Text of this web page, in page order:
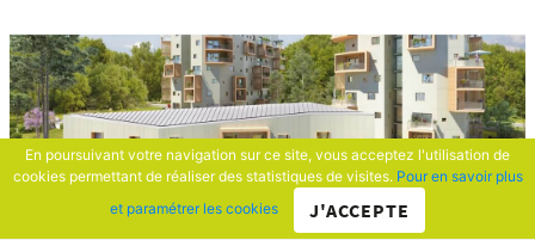
En poursuivant votre navigation sur ce site, vous acceptez l'utilisation de
cookies permettant de réaliser des statistiques de visites. Pour en savoir plus
et paramétrer les cookies
J'ACCEPTE